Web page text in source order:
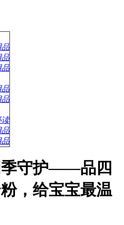
品
品
品
品
品
读
品
品
季守护——品四
，给宝宝最温